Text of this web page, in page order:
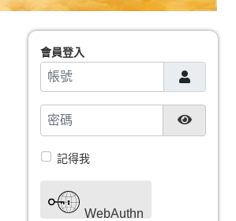
會員登入
帳號
密碼 顯示密碼
記得我
WebAuthn